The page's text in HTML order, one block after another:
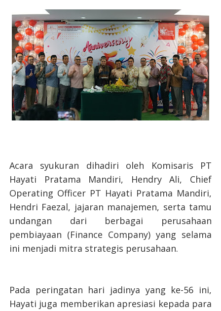
Acara syukuran dihadiri oleh Komisaris PT
Hayati Pratama Mandiri, Hendry Ali, Chief
Operating Officer PT Hayati Pratama Mandiri,
Hendri Faezal, jajaran manajemen, serta tamu
undangan dari berbagai perusahaan
pembiayaan (Finance Company) yang selama
ini menjadi mitra strategis perusahaan.
Pada peringatan hari jadinya yang ke-56 ini,
Hayati juga memberikan apresiasi kepada para